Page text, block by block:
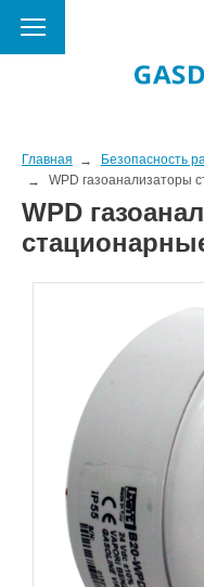
Главная
Безопасность
WPD газоанализаторы
WPD